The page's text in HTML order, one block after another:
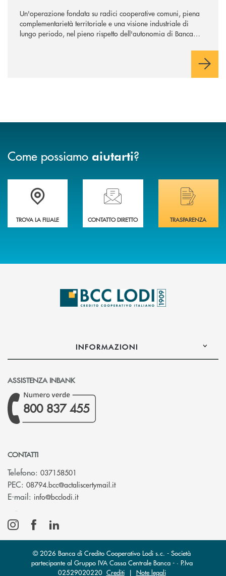
Un'operazione fondata su radici cooperative comuni, piena
complementarietà territoriale e una visione industriale di
lungo periodo, nel pieno rispetto dell'autonomia di Banca
negoziazione esclusiva per la finalizzazione dell’operazione.
Come possiamo aiutarti?
Trova la filiale più vicina a Te
TROVA LA FILIALE
Hai bisogno di assistenza immediata?
CONTATTO DIRETTO
Hai bisogno di
TRASPARENZA
INFORMAZIONI
ASSISTENZA INBANK
800 837 455
CONTATTI
Telefono: 037158501
PEC: 08794.bcc@actaliscertymail.it(si apre l’app di posta
E-mail: info@bcclodi.it(si apre l’app di posta elettronica)
© 2026 Banca di Credito Cooperativo Lodi s.c. - Società
partecipante al Gruppo IVA Cassa Centrale Banca - · P.Iva
02529020220 Crediti| Note legali